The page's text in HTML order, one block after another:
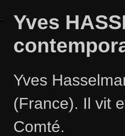
Yves
Yves
(France). Il vit
Comté.